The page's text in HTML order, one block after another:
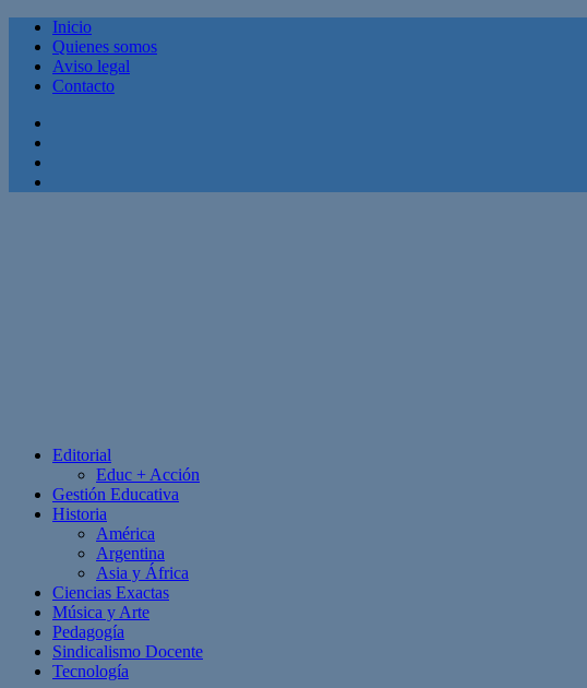
Inicio
Quienes somos
Aviso legal
Contacto
Editorial
Educ + Acción
Gestión Educativa
Historia
América
Argentina
Asia y África
Ciencias Exactas
Música y Arte
Pedagogía
Sindicalismo Docente
Tecnología